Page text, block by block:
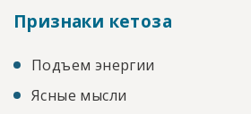
Признаки кетоза
Подъем энергии
Ясные мысли